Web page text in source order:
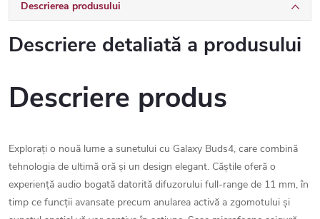
Descrierea produsului
Descriere detaliată a produsului
Descriere produs
Explorați o nouă lume a sunetului cu Galaxy Buds4, care combină
tehnologia de ultimă oră și un design elegant. Căștile oferă o
experiență audio bogată datorită difuzorului full-range de 11 mm, în
timp ce funcții avansate precum anularea activă a zgomotului și